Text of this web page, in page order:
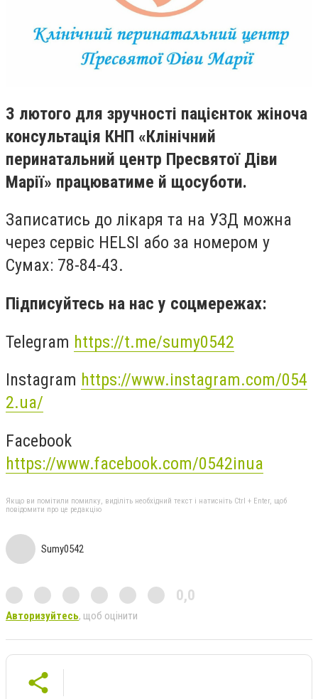
З лютого для зручності пацієнток жіноча
консультація КНП «Клінічний
перинатальний центр Пресвятої Діви
Марії» працюватиме й щосуботи.
Записатись до лікаря та на УЗД можна
через сервіс HELSI або за номером у
Сумах: 78-84-43.
Підписуйтесь на нас у соцмережах:
Telegram https://t.me/sumy0542
Instagram https://www.instagram.com/054
2.ua/
Facebook
https://www.facebook.com/0542inua
Якщо ви помітили помилку, виділіть необхідний текст і натисніть Ctrl + Enter, щоб
повідомити про це редакцію
Sumy0542
0,0
Авторизуйтесь, щоб оцінити